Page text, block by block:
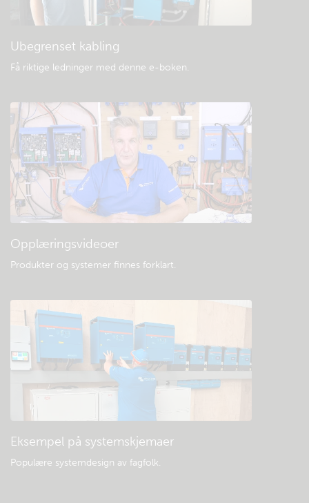
Ubegrenset kabling
Få riktige ledninger med denne e-boken.
Opplæringsvideoer
Produkter og systemer finnes forklart.
Eksempel på systemskjemaer
Populære systemdesign av fagfolk.